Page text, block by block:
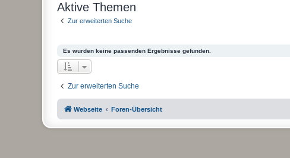
Aktive Themen
Zur erweiterten Suche
Es wurden keine passenden Ergebnisse gefunden.
Zur erweiterten Suche
Webseite Foren-Übersicht